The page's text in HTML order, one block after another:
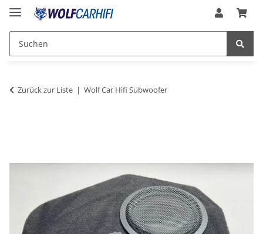
Zurück zur Liste Wolf Car Hifi Subwoofer